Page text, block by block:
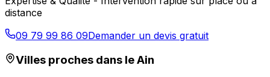
distance
09 79 99 86 09Demander un devis gratuit
Villes proches dans leAin